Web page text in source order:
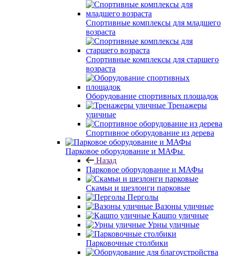
Спортивные комплексы для младшего
возраста
Спортивные комплексы для старшего
возраста
Оборудование спортивных площадок
Тренажеры
уличные
Спортивное оборудование из дерева
Парковое оборудование и МАФы
Назад
Парковое оборудование и МАФы
Скамьи и шезлонги парковые
Перголы
Вазоны уличные
Кашпо уличные
Урны уличные
Парковочные столбики